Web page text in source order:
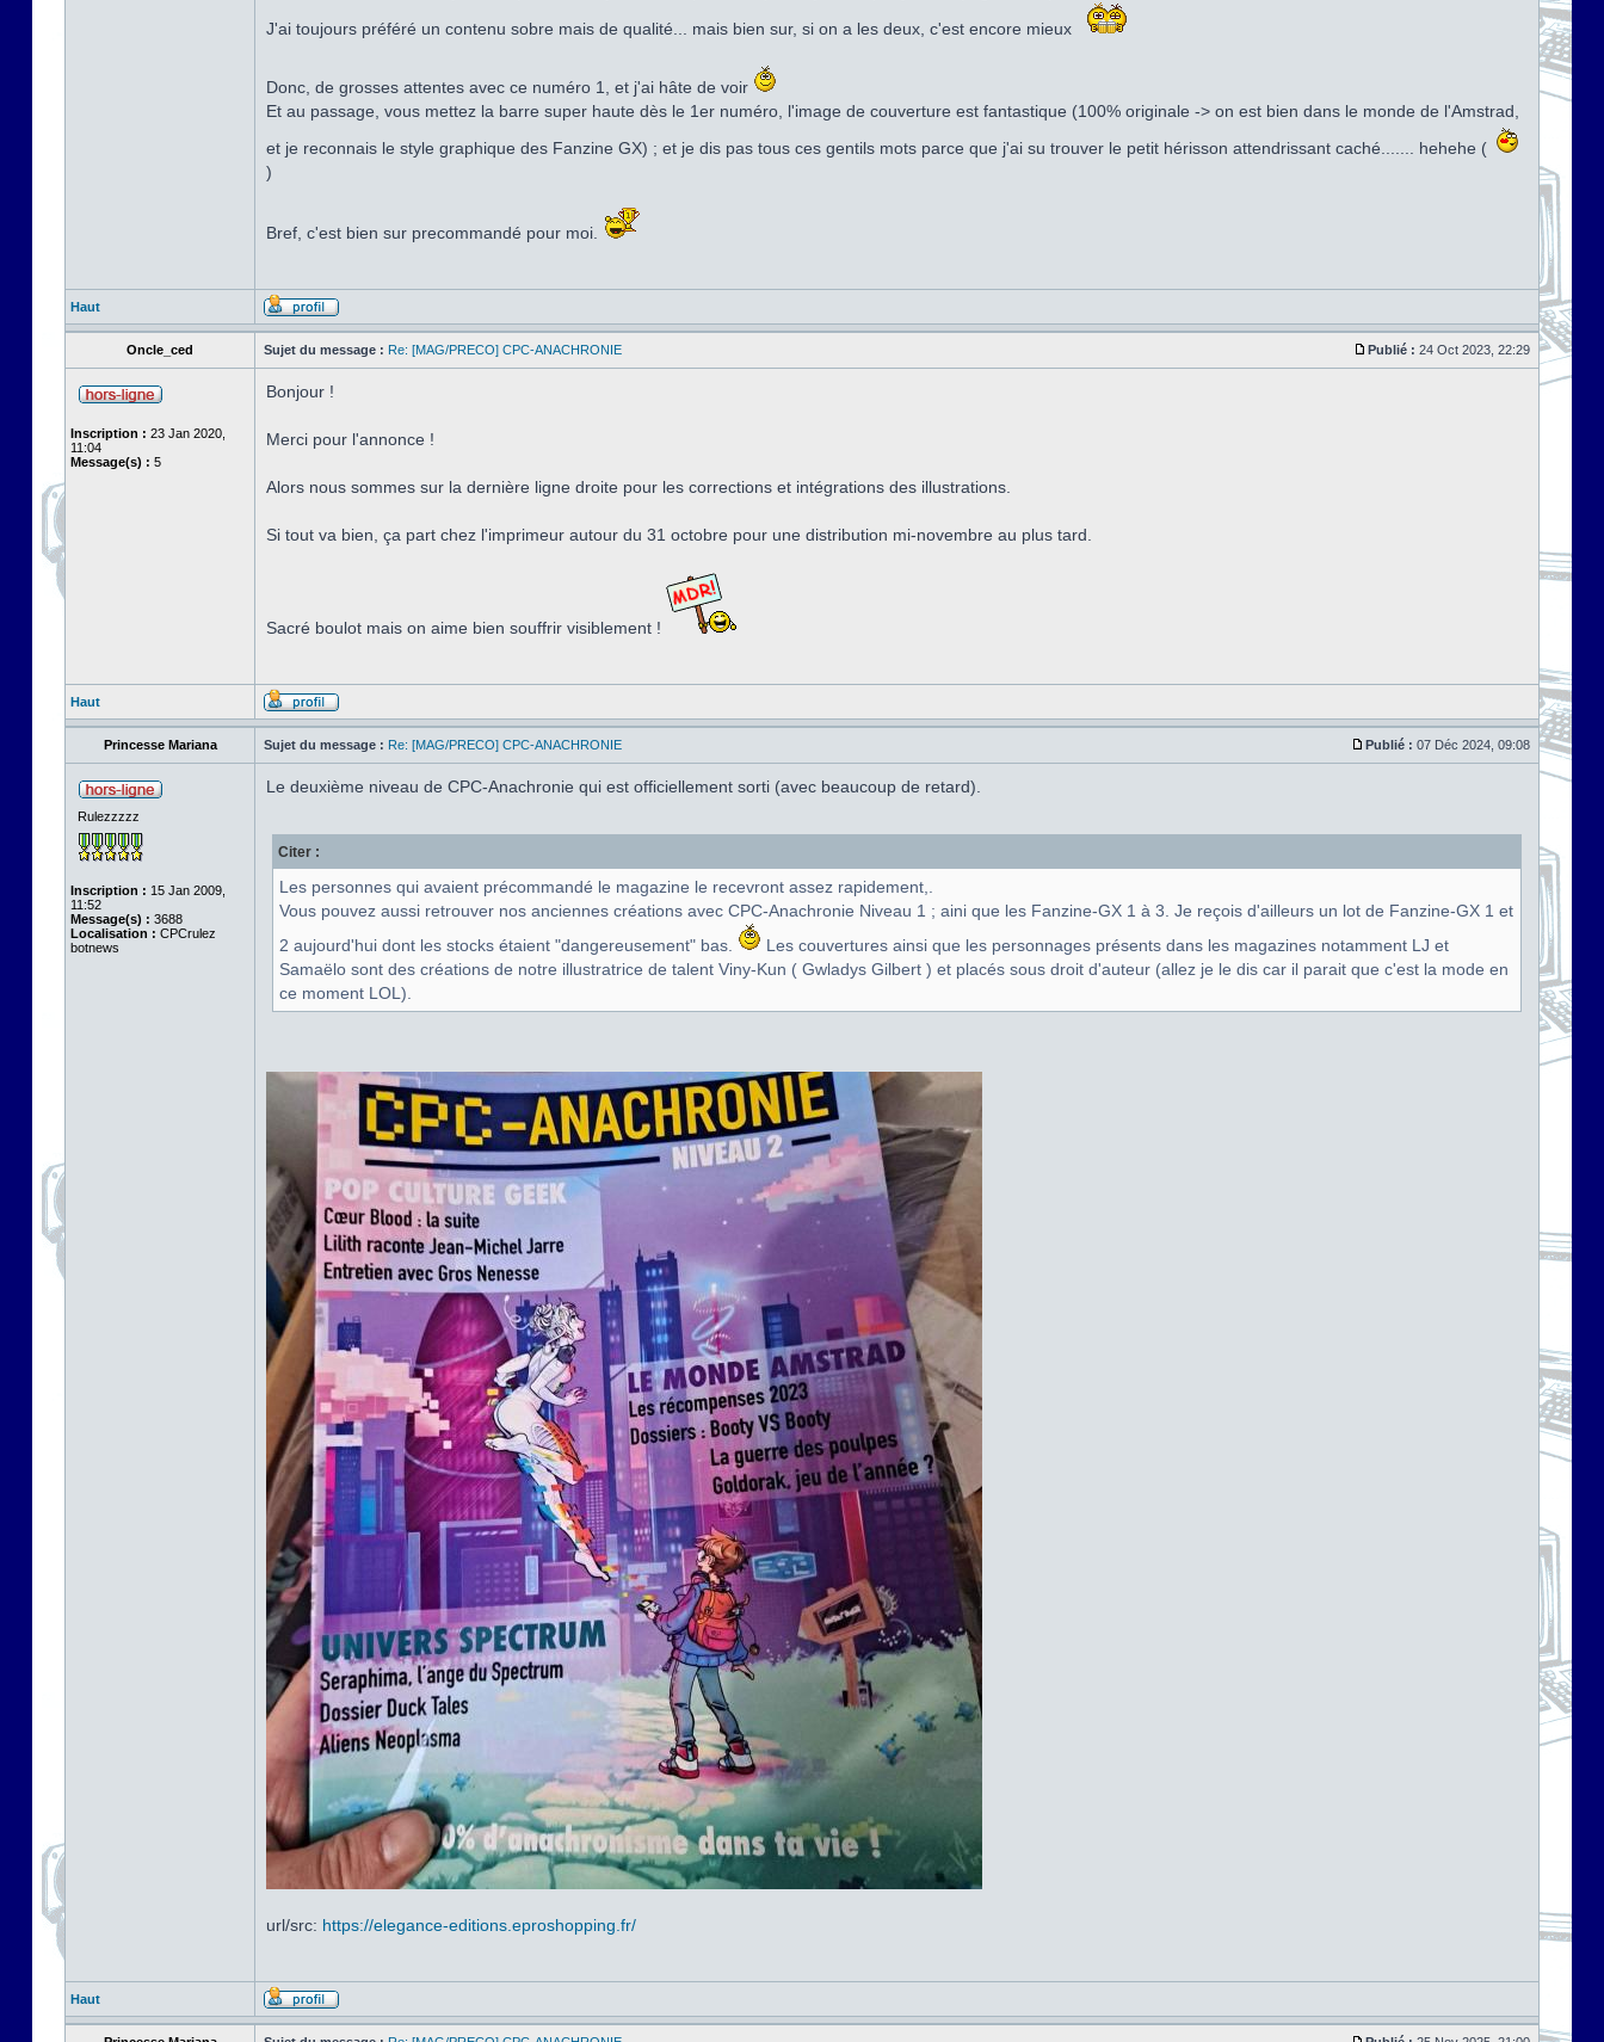
J'ai toujours préféré un contenu sobre mais de qualité... mais bien sur, si on a les deux, c'est encore mieux
Donc, de grosses attentes avec ce numéro 1, et j'ai hâte de voir
Et au passage, vous mettez la barre super haute dès le 1er numéro, l'image de couverture est fantastique (100% originale -> on est bien dans le monde de l'Amstrad,
et je reconnais le style graphique des Fanzine GX) ; et je dis pas tous ces gentils mots parce que j'ai su trouver le petit hérisson attendrissant caché....... hehehe (
)
Bref, c'est bien sur precommandé pour moi.
Haut
Oncle_ced Sujet du message : Re: [MAG/PRECO] CPC-ANACHRONIE Publié : 24 Oct 2023, 22:29
Inscription : 23 Jan 2020,
11:04
Message(s) : 5
Bonjour !
Merci pour l'annonce !
Alors nous sommes sur la dernière ligne droite pour les corrections et intégrations des illustrations.
Si tout va bien, ça part chez l'imprimeur autour du 31 octobre pour une distribution mi-novembre au plus tard.
Sacré boulot mais on aime bien souffrir visiblement !
Haut
Princesse Mariana Sujet du message : Re: [MAG/PRECO] CPC-ANACHRONIE Publié : 07 Déc 2024, 09:08
Rulezzzzz
Inscription : 15 Jan 2009,
11:52
Message(s) : 3688
Localisation : CPCrulez
botnews
Le deuxième niveau de CPC-Anachronie qui est officiellement sorti (avec beaucoup de retard).
Citer :
Les personnes qui avaient précommandé le magazine le recevront assez rapidement,.
Vous pouvez aussi retrouver nos anciennes créations avec CPC-Anachronie Niveau 1 ; aini que les Fanzine-GX 1 à 3. Je reçois d'ailleurs un lot de Fanzine-GX 1 et
2 aujourd'hui dont les stocks étaient "dangereusement" bas.
Les couvertures ainsi que les personnages présents dans les magazines notamment LJ et
Samaëlo sont des créations de notre illustratrice de talent Viny-Kun ( Gwladys Gilbert ) et placés sous droit d'auteur (allez je le dis car il parait que c'est la mode en
ce moment LOL).
url/src: https://elegance-editions.eproshopping.fr/
Haut